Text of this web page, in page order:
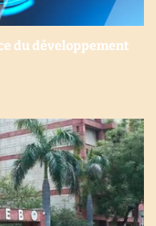
du développement